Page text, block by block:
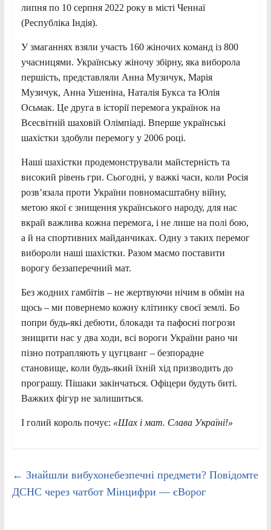
липня по 10 серпня 2022 року в місті Ченнаї
(Республіка Індія).
У змаганнях взяли участь 160 жіночих команд із 800
учасницями. Українську жіночу збірну, яка виборола
першість, представляли Анна Музичук, Марія
Музичук, Анна Ушеніна, Наталія Букса та Юлія
Осьмак. Це друга в історії перемога українок на
Всесвітній шаховій Олімпіаді. Вперше українські
шахістки здобули перемогу у 2006 році.
Наші шахістки продемонстрували майстерність та
високий рівень гри. Сьогодні, у важкі часи, коли Росія
розв’язала проти України повномасштабну війну,
метою якої є знищення українського народу, для нас
вкрай важлива кожна перемога, і не лише на полі бою,
а й на спортивних майданчиках. Одну з таких перемог
вибороли наші шахістки. Разом маємо поставити
ворогу беззаперечний мат.
Без жодних гамбітів – не жертвуючи нічим в обмін на
щось – ми повернемо кожну клітинку своєї землі. Бо
попри будь-які дебюти, блокади та пафосні погрози
знищити нас у два ходи, всі вороги України рано чи
пізно потрапляють у цугцванг – безпорадне
становище, коли будь-який їхній хід призводить до
програшу. Пішаки закінчаться. Офіцери будуть биті.
Важких фігур не залишиться.
І голий король почує: «Шах і мат. Слава Україні!»
← Знайшли вибухонебезпечні предмети? Повідомте
ДСНС через чатбот Мінцифри — єВорог